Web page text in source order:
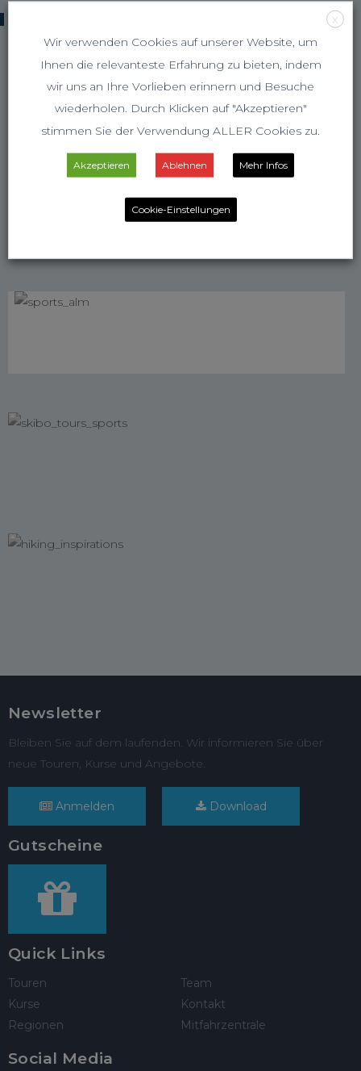
Newsletter
Bleiben Sie auf dem laufenden. Wir informieren Sie über
neue Touren, Kurse und Angebote.
Anmelden Download
Gutscheine
Quick Links
Touren
Kurse
Regionen
Team
Kontakt
Mitfahrzentrale
Social Media
X
Wir verwenden Cookies auf unserer Website, um
Ihnen die relevanteste Erfahrung zu bieten, indem
wir uns an Ihre Vorlieben erinnern und Besuche
wiederholen. Durch Klicken auf "Akzeptieren"
stimmen Sie der Verwendung ALLER Cookies zu.
Akzeptieren Ablehnen Mehr Infos
Cookie-Einstellungen